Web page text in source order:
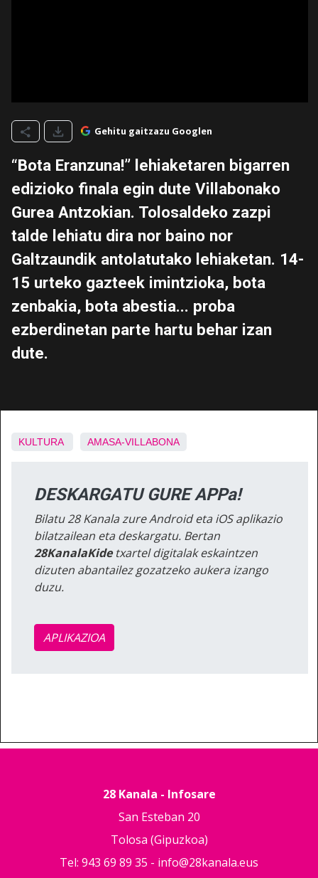
Gehitu gaitzazu Googlen
“Bota Eranzuna!” lehiaketaren bigarren
edizioko finala egin dute Villabonako
Gurea Antzokian. Tolosaldeko zazpi
talde lehiatu dira nor baino nor
Galtzaundik antolatutako lehiaketan. 14-
15 urteko gazteek imintzioka, bota
zenbakia, bota abestia... proba
ezberdinetan parte hartu behar izan
dute.
KULTURA AMASA-VILLABONA
DESKARGATU GURE APPa!
Bilatu 28 Kanala zure Android eta iOS aplikazio
bilatzailean eta deskargatu. Bertan
28KanalaKidetxartel digitalak eskaintzen
dizuten abantailez gozatzeko aukera izango
duzu.
APLIKAZIOA
28 Kanala - Infosare
San Esteban 20
Tolosa (Gipuzkoa)
Tel: 943 69 89 35 - info@28kanala.eus